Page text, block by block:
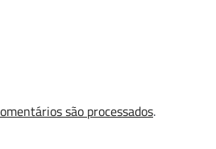
são processados.